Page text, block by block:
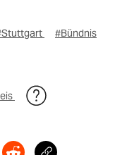
#Bündnis